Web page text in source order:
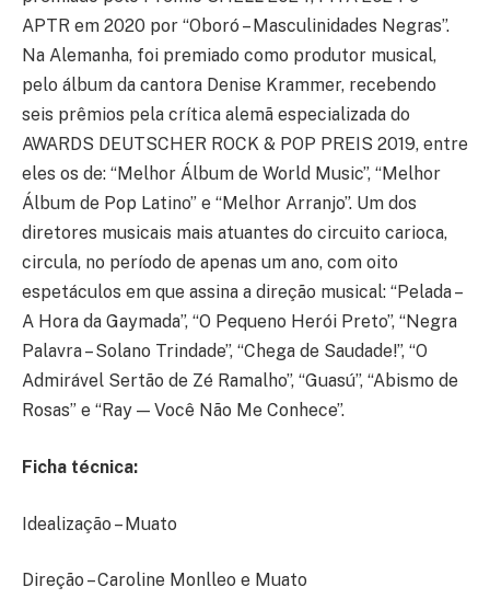
APTR em 2020 por “Oboró – Masculinidades Negras”.
Na Alemanha, foi premiado como produtor musical,
pelo álbum da cantora Denise Krammer, recebendo
seis prêmios pela crítica alemã especializada do
AWARDS DEUTSCHER ROCK & POP PREIS 2019, entre
eles os de: “Melhor Álbum de World Music”, “Melhor
Álbum de Pop Latino” e “Melhor Arranjo”. Um dos
diretores musicais mais atuantes do circuito carioca,
circula, no período de apenas um ano, com oito
espetáculos em que assina a direção musical: “Pelada –
A Hora da Gaymada”, “O Pequeno Herói Preto”, “Negra
Palavra – Solano Trindade”, “Chega de Saudade!”, “O
Admirável Sertão de Zé Ramalho”, “Guasú”, “Abismo de
Rosas” e “Ray — Você Não Me Conhece”.
Ficha técnica:
Idealização – Muato
Direção – Caroline Monlleo e Muato